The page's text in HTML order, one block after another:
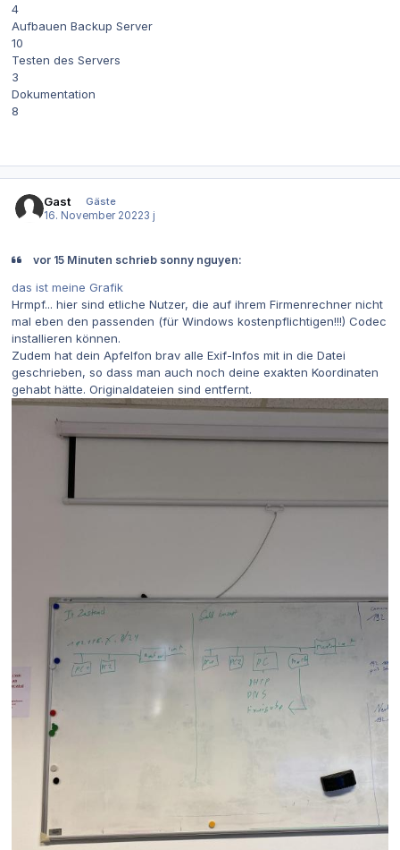
4
Aufbauen Backup Server
10
Testen des Servers
3
Dokumentation
8
Gast
Gäste
16. November 20223 j
vor 15 Minuten schrieb sonny nguyen:
das ist meine Grafik
Hrmpf... hier sind etliche Nutzer, die auf ihrem Firmenrechner nicht
mal eben den passenden (für Windows kostenpflichtigen!!!) Codec
installieren können.
Zudem hat dein Apfelfon brav alle Exif-Infos mit in die Datei
geschrieben, so dass man auch noch deine exakten Koordinaten
gehabt hätte. Originaldateien sind entfernt.